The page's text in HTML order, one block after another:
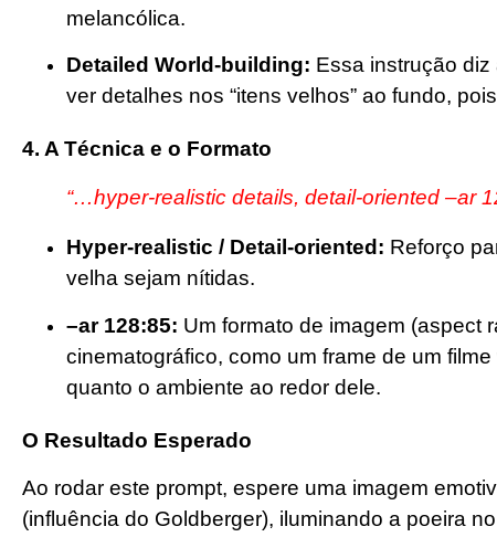
melancólica.
Detailed World-building: Essa instrução
ver detalhes nos “itens velhos” ao fundo,
4. A Técnica e o Formato
“…hyper-realistic details, detail-oriented –ar
Hyper-realistic / Detail-oriented: Reforço
velha sejam nítidas.
–ar 128:85: Um formato de imagem (aspect
cinematográfico, como um frame de um
quanto o ambiente ao redor dele.
O Resultado Esperado
Ao rodar este prompt, espere uma imagem
(influência do Goldberger), iluminando a poeira